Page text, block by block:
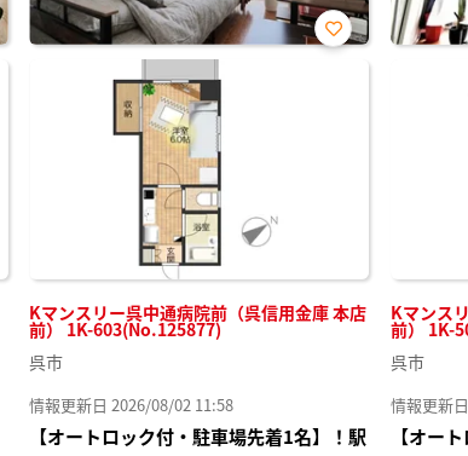
Kマンスリー呉中通病院前（呉信用金庫 本店
前） 1K-603(No.125877)
お気
呉市
情報更新日 2026/08/02 11:58
【オートロック付・駐車場先着1名】！駅
Kマンス
前） 1K-
呉市
情報更新
【オー